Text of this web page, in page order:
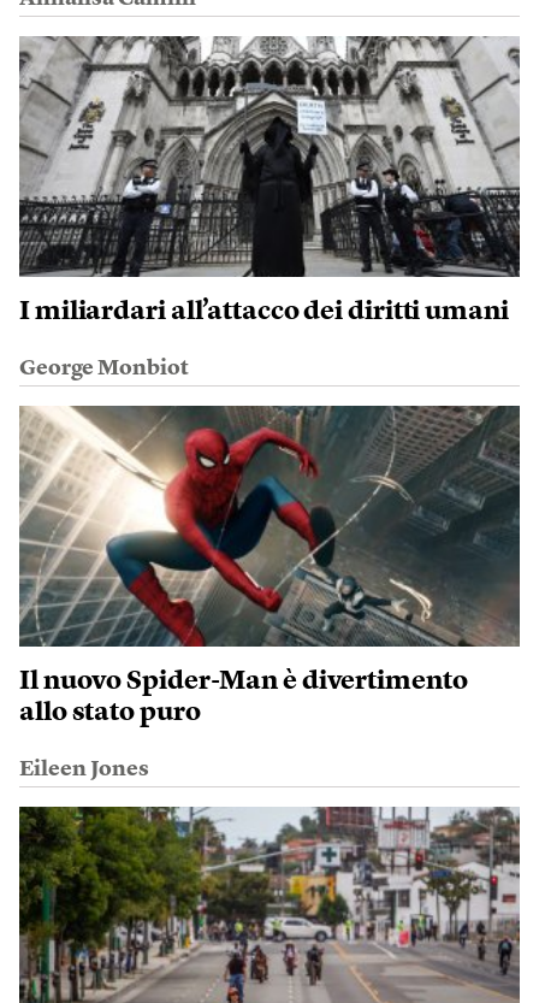
I miliardari all’attacco dei diritti umani
George Monbiot
Il nuovo Spider-Man è divertimento
allo stato puro
Eileen Jones